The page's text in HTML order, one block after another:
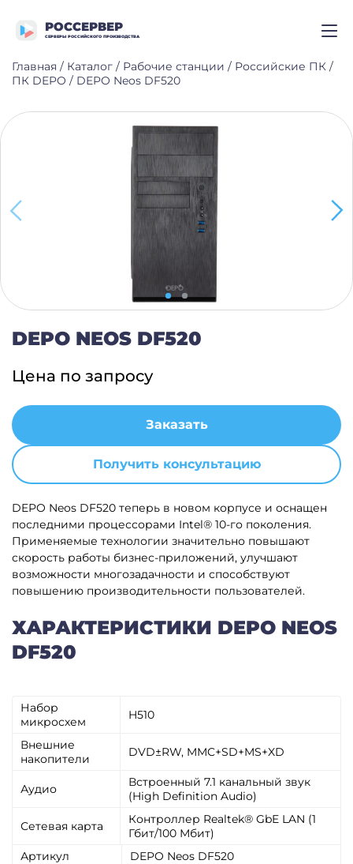
РОССЕРВЕР
СЕРВЕРЫ РОССИЙСКОГО ПРОИЗВОДСТВА
Главная / Каталог / Рабочие станции / Российские ПК /
ПК DEPO / DEPO Neos DF520
DEPO NEOS DF520
DEPO Neos DF520 теперь в новом корпусе и оснащен
последними процессорами Intel® 10-го поколения.
Применяемые технологии значительно повышают
скорость работы бизнес-приложений, улучшают
возможности многозадачности и способствуют
повышению производительности пользователей.
Цена по запросу
Заказать
Получить консультацию
ХАРАКТЕРИСТИКИ DEPO NEOS
DF520
Набор
микросхем
H510
Внешние
накопители
DVD±RW, MMC+SD+MS+XD
Аудио
Встроенный 7.1 канальный звук
(High Definition Audio)
Сетевая карта
Контроллер Realtek® GbE LAN (1
Гбит/100 Мбит)
Артикул
DEPO Neos DF520